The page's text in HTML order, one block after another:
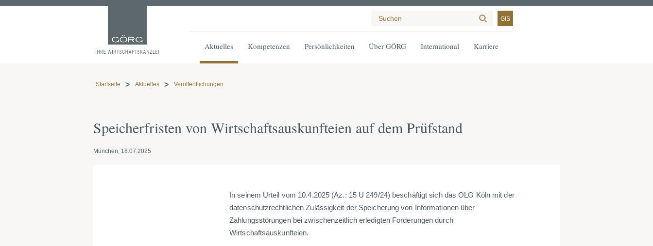
GIS
Aktuelles Kompetenzen Persönlichkeiten Über GÖRG International Karriere
Startseite Aktuelles Veröffentlichungen
Speicherfristen von Wirtschaftsauskunfteien auf dem Prüfstand
München, 18.07.2025
In seinem Urteil vom 10.4.2025 (Az.: 15 U 249/24) beschäftigt sich das OLG Köln mit der
datenschutzrechtlichen Zulässigkeit der Speicherung von Informationen über
Zahlungsstörungen bei zwischenzeitlich erledigten Forderungen durch
Wirtschaftsauskunfteien.